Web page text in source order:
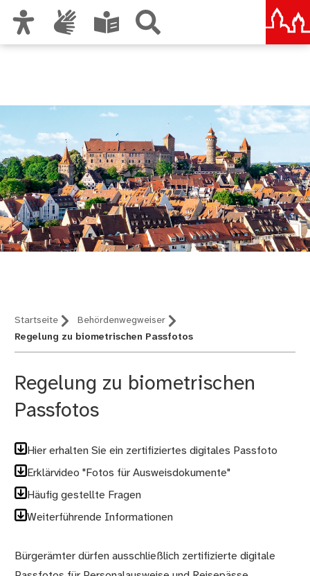
Startseite
Behördenwegweiser
Regelung zu biometrischen Passfotos
Regelung zu biometrischen
Passfotos
Hier erhalten Sie ein zertifiziertes digitales Passfoto
Erklärvideo "Fotos für Ausweisdokumente"
Häufig gestellte Fragen
Weiterführende Informationen
Bürgerämter dürfen ausschließlich zertifizierte digitale